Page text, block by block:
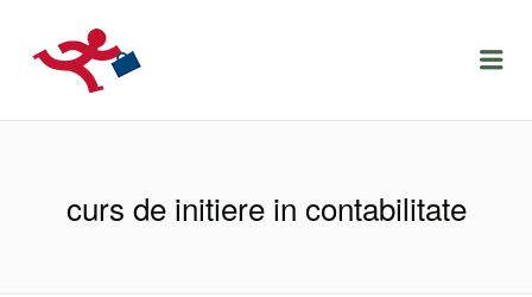
LOCURIDEMUNCACLUJ.NET
curs de initiere in contabilitate